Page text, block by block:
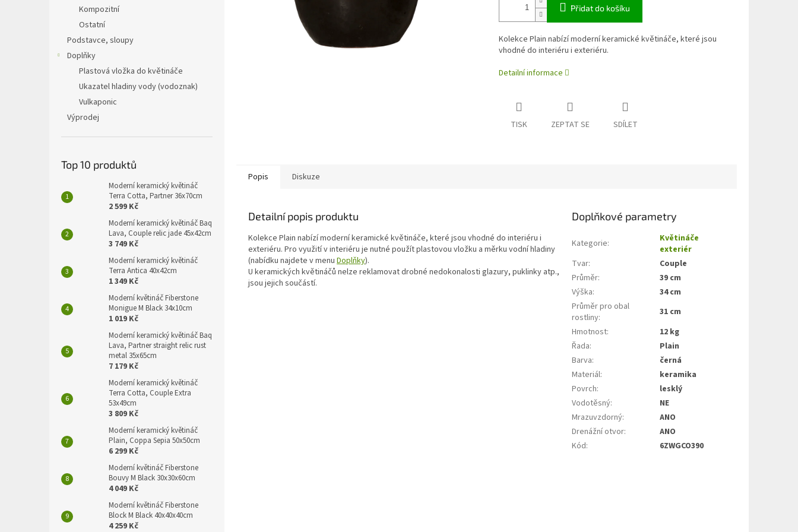
Kompozitní
Ostatní
Podstavce, sloupy
Doplňky
Plastová vložka do květináče
Ukazatel hladiny vody (vodoznak)
Vulkaponic
Výprodej
Top 10 produktů
Moderní keramický květináč
Terra Cotta, Partner 36x70cm
2 599 Kč
Moderní keramický květináč Baq
Lava, Couple relic jade 45x42cm
3 749 Kč
Moderní keramický květináč
Terra Antica 40x42cm
1 349 Kč
Moderní květináč Fiberstone
Monigue M Black 34x10cm
1 019 Kč
Moderní keramický květináč Baq
Lava, Partner straight relic rust
metal 35x65cm
7 179 Kč
Moderní keramický květináč
Terra Cotta, Couple Extra
53x49cm
3 809 Kč
Moderní keramický květináč
Plain, Coppa Sepia 50x50cm
6 299 Kč
Moderní květináč Fiberstone
Bouvy M Black 30x30x60cm
4 049 Kč
Moderní květináč Fiberstone
Block M Black 40x40x40cm
4 259 Kč
Přidat do košíku
Kolekce Plain nabízí moderní keramické květináče, které jsou
vhodné do interiéru i exteriéru.
Detailní informace
TISK ZEPTAT SE SDÍLET
Popis Diskuze
Detailní popis produktu
Kolekce Plain nabízí moderní keramické květináče, které jsou vhodné do interiéru i
exteriéru. Pro využití v interiéru je nutné použít plastovou vložku a měrku vodní hladiny
(nabídku najdete v menu Doplňky).
U keramických květináčů nelze reklamovat drobné nedokonalosti glazury, puklinky atp.,
jsou jejich součástí.
Doplňkové parametry
Kategorie:
Květináče
exteriér
Tvar:
Couple
Průměr:
39 cm
Výška:
34 cm
Průměr pro obal
rostliny:
31 cm
Hmotnost:
12 kg
Řada:
Plain
Barva:
černá
Materiál:
keramika
Povrch:
lesklý
Vodotěsný:
NE
Mrazuvzdorný:
ANO
Drenážní otvor:
ANO
Kód: 6ZWGCO390